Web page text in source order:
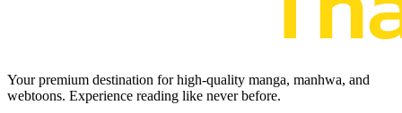
Your premium destination for high-quality manga, manhwa, and
webtoons. Experience reading like never before.